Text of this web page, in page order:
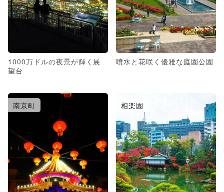
1000万ドルの夜景が輝く展
望台
噴水と花咲く優雅な庭園公園
南京町 相楽園